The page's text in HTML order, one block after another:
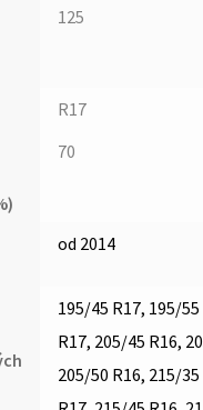
125
R17
70
od 2014
195/45 R17, 195/
R17, 205/45 R16,
205/50 R16, 215/